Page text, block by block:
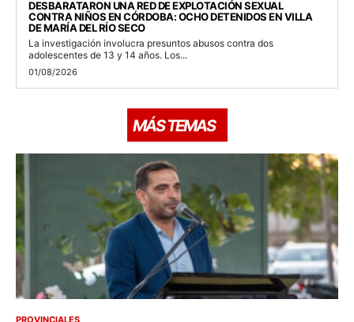
DESBARATARON UNA RED DE EXPLOTACIÓN SEXUAL
CONTRA NIÑOS EN CÓRDOBA: OCHO DETENIDOS EN VILLA
DE MARÍA DEL RÍO SECO
La investigación involucra presuntos abusos contra dos
adolescentes de 13 y 14 años. Los...
01/08/2026
MÁS TEMAS
PROVINCIALES